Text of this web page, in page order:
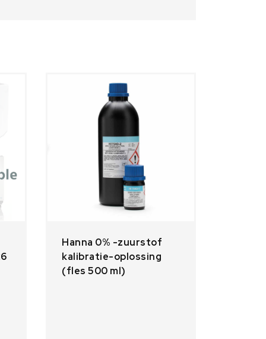
Hanna 0% -zuurstof
kalibratie-oplossing
(fles 500 ml)